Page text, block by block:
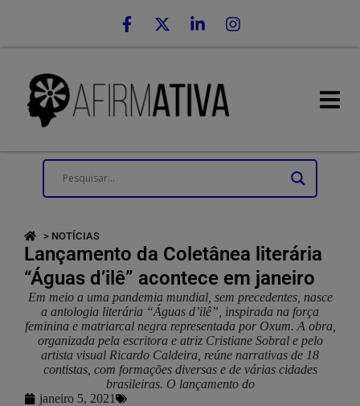
> NOTÍCIAS
Lançamento da Coletânea literária
“Águas d’ilê” acontece em janeiro
Em meio a uma pandemia mundial, sem precedentes, nasce
a antologia literária “Águas d’ilê”, inspirada na força
feminina e matriarcal negra representada por Oxum. A obra,
organizada pela escritora e atriz Cristiane Sobral e pelo
artista visual Ricardo Caldeira, reúne narrativas de 18
contistas, com formações diversas e de várias cidades
brasileiras. O lançamento do
janeiro 5, 2021